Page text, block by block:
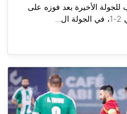
الأخيرة بعد فوزه على